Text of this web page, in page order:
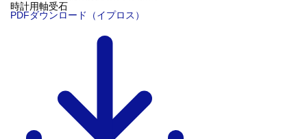
時計用軸受石
PDFダウンロード（イプロス）